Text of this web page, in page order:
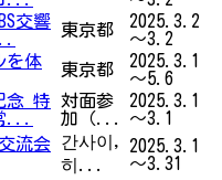
交響
東京都
2025.3.2
～3.2
を体
東京都
2025.3.1
～5.6
念 特
...
対面参
加（...
2025.3.1
～3.1
流会
간사이,
히...
2025.3.1
～3.31